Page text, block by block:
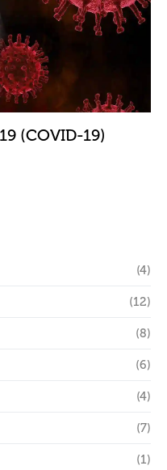
(COVID-19)
(4)
(12)
(8)
(6)
(4)
(7)
(1)